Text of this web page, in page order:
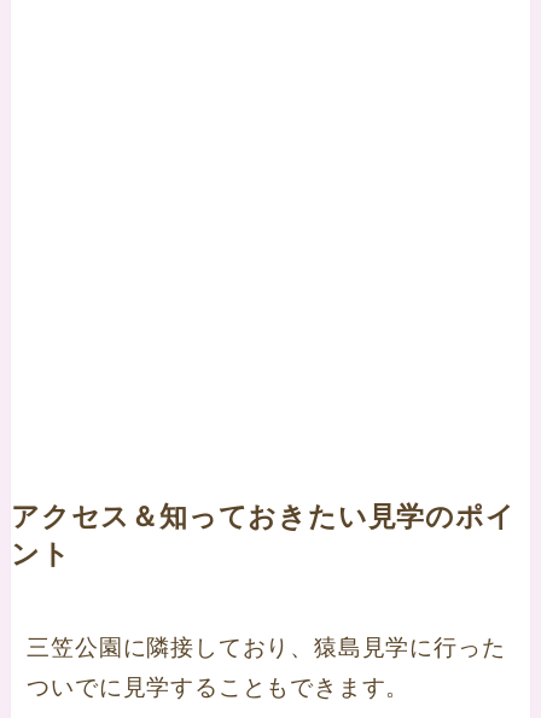
アクセス＆知っておきたい見学のポイ
ント
三笠公園に隣接しており、猿島見学に行った
ついでに見学することもできます。